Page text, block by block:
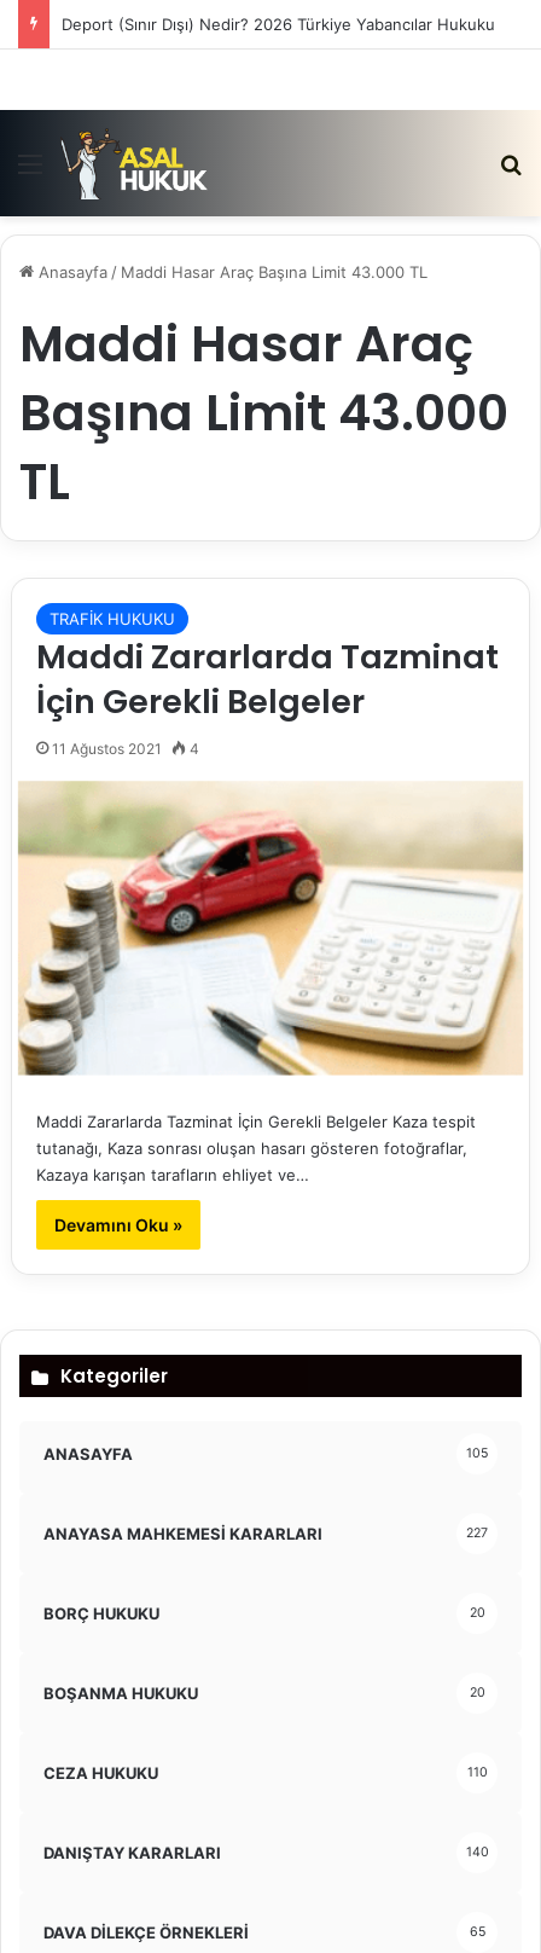
Deport (Sınır Dışı) Nedir? 2026 Türkiye Yabancılar Hukuku
Menü
Anasayfa / Maddi Hasar Araç Başına Limit 43.000 TL
Maddi Hasar Araç
Başına Limit 43.000
TL
TRAFİK HUKUKU
Maddi Zararlarda Tazminat
İçin Gerekli Belgeler
11 Ağustos 2021 4
Maddi Zararlarda Tazminat İçin Gerekli Belgeler Kaza tespit
tutanağı, Kaza sonrası oluşan hasarı gösteren fotoğraflar,
Kazaya karışan tarafların ehliyet ve…
Devamını Oku »
Kategoriler
ANASAYFA 105
ANAYASA MAHKEMESİ KARARLARI 227
BORÇ HUKUKU 20
BOŞANMA HUKUKU 20
CEZA HUKUKU 110
DANIŞTAY KARARLARI 140
DAVA DİLEKÇE ÖRNEKLERİ 65